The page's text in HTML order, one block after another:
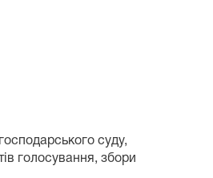
суду,
голосування, збори